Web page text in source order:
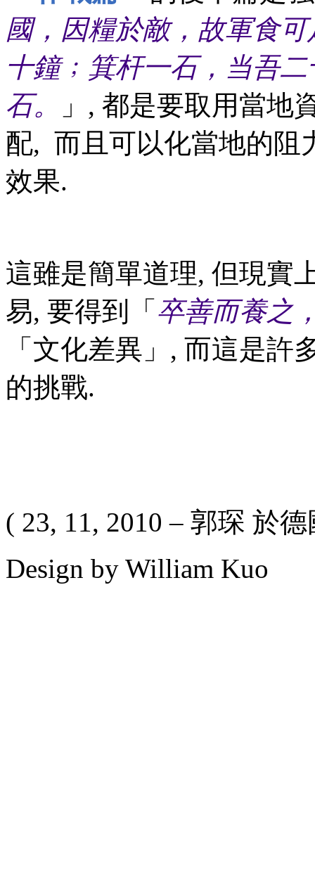
國，因糧於敵，故軍食可
十鐘﹔箕杆一石，当吾
石。
」, 都是要取用當地
配, 而且可以化當地的阻
效果.
這雖是簡單道理, 但現實
易, 要得到「 卒善而養之
「文化差異」, 而這是許
的挑戰.
( 23, 11, 2010 – 郭琛 於
Design by William Kuo